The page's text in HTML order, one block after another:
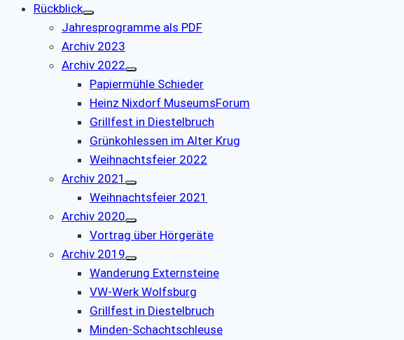
Rückblick
Jahresprogramme als PDF
Archiv 2023
Archiv 2022
Papiermühle Schieder
Heinz Nixdorf MuseumsForum
Grillfest in Diestelbruch
Grünkohlessen im Alter Krug
Weihnachtsfeier 2022
Archiv 2021
Weihnachtsfeier 2021
Archiv 2020
Vortrag über Hörgeräte
Archiv 2019
Wanderung Externsteine
VW-Werk Wolfsburg
Grillfest in Diestelbruch
Minden-Schachtschleuse